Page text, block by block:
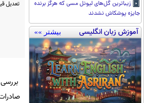
زیباترین گل‌های لیونل مسی که هرگز برنده
جایزه پوشکاش نشدند
آموزش زبان انگلیسی بیشتر »»
تعدیل